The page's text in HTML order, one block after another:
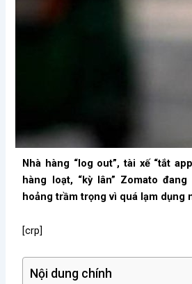
Nhà hàng “log out”, tài xế “tắt
hàng loạt, “kỳ lân” Zomato
hoảng trầm trọng vì quá lạm dụng
[crp]
Nội dung chính